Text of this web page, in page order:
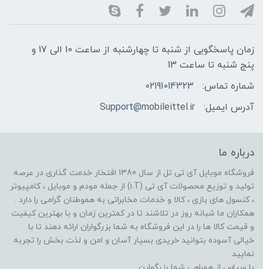
زمان پاسخگویی از شنبه تا چهارشنبه از ساعت 10 الی 17 و
پنج شنبه تا ساعت 13
شماره تماس:
02191014323
آدرس ایمیل:
Support@mobileittel.ir
درباره ما
فروشگاه موبایل آی تی تل از سال 1380 افتخار خدمت گذاری در عرصه
تولید و توزیع محصولات آی تی (i.T) از جمله مودم و موبایل ، کامپیوتر
، کنسول های بازی ، کالا و خدمات مخابراتی به هموطنان گرامی را دارد .
همکاران ما شبانه روز در تلاشند تا در کمترین زمان و با بهترین کیفیت
و قیمت کالا ها را در این فروشگاه به شما بزرگواران ارائه دهند تا با
خیالی آسوده بتوانید خریدی بسیار آسان و امن و لذت بخش را تجربه
نمایید .